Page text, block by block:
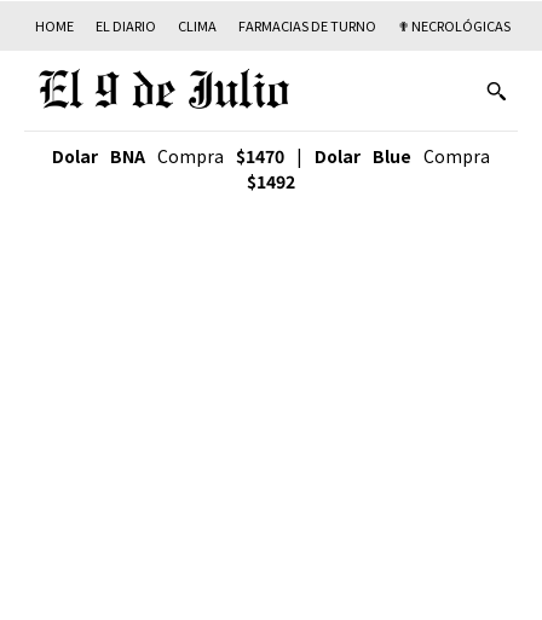
HOME EL DIARIO CLIMA FARMACIAS DE TURNO ✟ NECROLÓGICAS
Dolar BNA Compra $1470 | Dolar Blue Compra
$1492